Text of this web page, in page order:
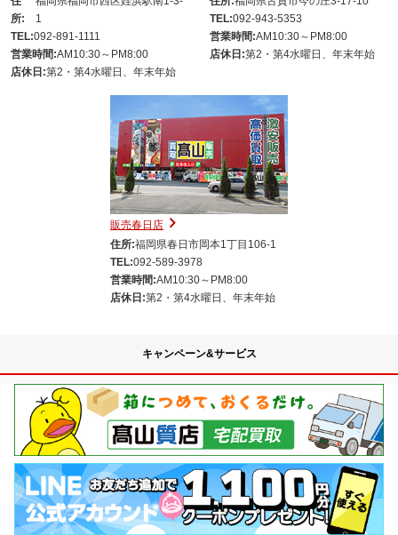
所:
1
TEL:092-891-1111
営業時間:AM10:30～PM8:00
店休日:第2・第4水曜日、年末年始
TEL:092-943-5353
営業時間:AM10:30～PM8:00
店休日:第2・第4水曜日、年末年始
販売春日店
住所:福岡県春日市岡本1丁目106-1
TEL:092-589-3978
営業時間:AM10:30～PM8:00
店休日:第2・第4水曜日、年末年始
キャンペーン&サービス